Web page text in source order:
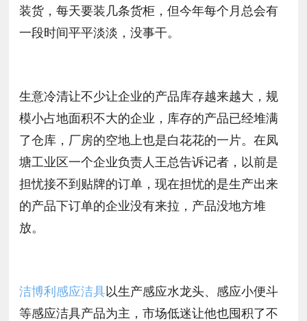
装货，每天要装几条货柜，但今年每个月总会有
一段时间平平淡淡，没事干。
生意冷清让不少让企业的产品库存越来越大，规
模小占地面积不大的企业，库存的产品已经堆满
了仓库，厂房的空地上也是白花花的一片。在凤
塘工业区一个企业负责人王总告诉记者，以前是
担忧接不到贴牌的订单，现在担忧的是生产出来
的产品下订单的企业没有来拉，产品没地方堆
放。
洁博利感应洁具 以生产感应水龙头、感应小便斗
等感应洁具产品为主，市场低迷让他也囤积了不